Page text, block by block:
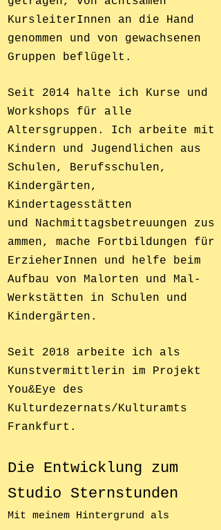
KursleiterInnen an die Hand
genommen und von gewachsenen
Gruppen beflügelt.
Seit 2014 halte ich Kurse und
Workshops für alle
Altersgruppen. Ich arbeite mit
Kindern und Jugendlichen aus
Schulen, Berufsschulen,
Kindergärten,
Kindertagesstätten
und Nachmittagsbetreuungen zus
ammen, mache Fortbildungen für
ErzieherInnen und helfe beim
Aufbau von Malorten und Mal-
Werkstätten in Schulen und
Kindergärten.
Seit 2018 arbeite ich als
Kunstvermittlerin im Projekt
You&Eye des
Kulturdezernats/Kulturamts
Frankfurt.
Die Entwicklung zum
Studio Sternstunden
Mit meinem Hintergrund als